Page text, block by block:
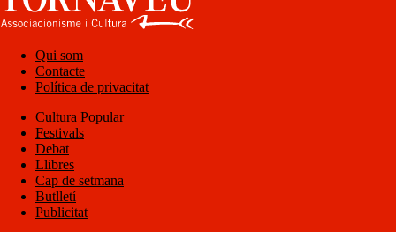
Qui som
Contacte
Política de privacitat
Cultura Popular
Festivals
Debat
Llibres
Cap de setmana
Butlletí
Publicitat